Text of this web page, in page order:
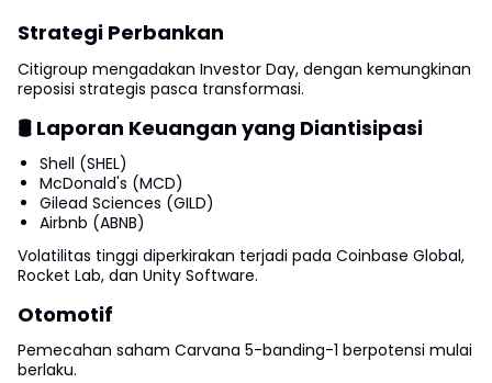
Strategi Perbankan
Citigroup mengadakan Investor Day, dengan kemungkinan
reposisi strategis pasca transformasi.
🛢 Laporan Keuangan yang Diantisipasi
Shell (SHEL)
McDonald's (MCD)
Gilead Sciences (GILD)
Airbnb (ABNB)
Volatilitas tinggi diperkirakan terjadi pada Coinbase Global,
Rocket Lab, dan Unity Software.
Otomotif
Pemecahan saham Carvana 5-banding-1 berpotensi mulai
berlaku.